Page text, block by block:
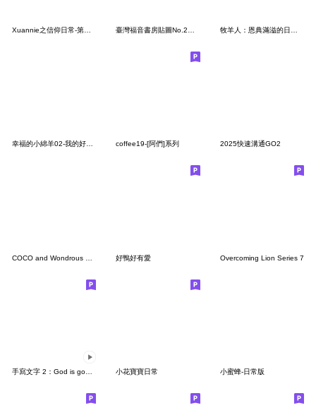
幸福的小綿羊02-我的好朋友 coffee19-[阿們]系列 2025快速溝通GO2
好鴨好有愛 Overcoming Lion Series 7
小花寶寶日常 小蜜蜂-日常版